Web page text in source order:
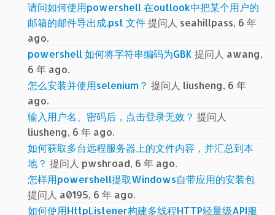
请问如何使用powershell 在outlook中把某个用户的
邮箱的邮件导出成.pst 文件提问人 seahillpass, 6 年
ago.
powershell 如何将字符串编码为GBK 提问人 awang,
6 年 ago.
怎么安装并使用selenium？ 提问人 liusheng, 6 年
ago.
输入用户名、密码后，点击登录无效？ 提问人
liusheng, 6 年 ago.
如何获取多台远程服务器上的文件内容，并汇总到本
地？ 提问人 pwshroad, 6 年 ago.
怎样用powershell提取Windows自带应用的安装包
提问人 a0195, 6 年 ago.
如何使用HttpListener构建多线程HTTP轻量级API服